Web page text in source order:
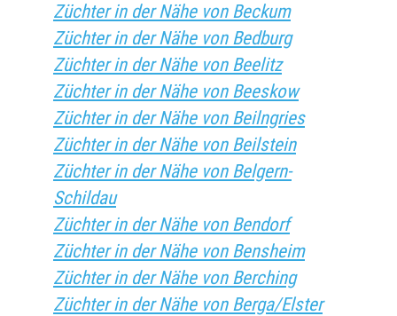
Züchter in der Nähe von Beckum
Züchter in der Nähe von Bedburg
Züchter in der Nähe von Beelitz
Züchter in der Nähe von Beeskow
Züchter in der Nähe von Beilngries
Züchter in der Nähe von Beilstein
Züchter in der Nähe von Belgern-
Schildau
Züchter in der Nähe von Bendorf
Züchter in der Nähe von Bensheim
Züchter in der Nähe von Berching
Züchter in der Nähe von Berga/Elster